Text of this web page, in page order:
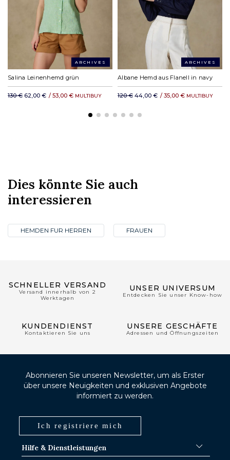
Chronopost nach Hause innerhalb des Schengen-Raums: 12.65 €
DHL Express in Europa: ab 19,23 €
DHL Rest der Welt: ab 35,11 €
ARCHIVES
Salina Leinenhemd grün
130 € 62,00 € / 53,00 € MULTIBUY
ARCHIVES
Albane Hemd aus Flanell in navy
120 € 44,00 € / 35,00 € MULTIBUY
Dies könnte Sie auch
interessieren
HEMDEN FUR HERREN FRAUEN
SCHNELLER VERSAND
Versand innerhalb von 2
Werktagen
UNSER UNIVERSUM
Entdecken Sie unser Know-how
KUNDENDIENST
Kontaktieren Sie uns
UNSERE GESCHÄFTE
Adressen und Öffnungszeiten
Hilfe & Dienstleistungen
Abonnieren Sie unseren Newsletter, um als Erster
über unsere Neuigkeiten und exklusiven Angebote
informiert zu werden.
Ich registriere mich